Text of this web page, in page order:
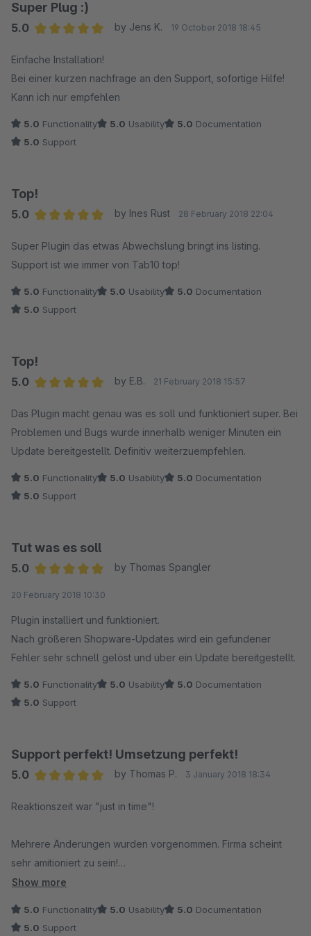
Super Plug :)
5.0
by Jens K. 19 October 2018 18:45
Einfache Installation!
Bei einer kurzen nachfrage an den Support, sofortige Hilfe!
Kann ich nur empfehlen
5.0 Functionality 5.0 Usability 5.0 Documentation
5.0 Support
Top!
5.0
by Ines Rust 28 February 2018 22:04
Super Plugin das etwas Abwechslung bringt ins listing.
Support ist wie immer von Tab10 top!
5.0 Functionality 5.0 Usability 5.0 Documentation
5.0 Support
Top!
5.0
by E.B. 21 February 2018 15:57
Das Plugin macht genau was es soll und funktioniert super. Bei
Problemen und Bugs wurde innerhalb weniger Minuten ein
Update bereitgestellt. Definitiv weiterzuempfehlen.
5.0 Functionality 5.0 Usability 5.0 Documentation
5.0 Support
Tut was es soll
5.0
by Thomas Spangler
20 February 2018 10:30
Plugin installiert und funktioniert.
Nach größeren Shopware-Updates wird ein gefundener
Fehler sehr schnell gelöst und über ein Update bereitgestellt.
5.0 Functionality 5.0 Usability 5.0 Documentation
5.0 Support
Support perfekt! Umsetzung perfekt!
5.0
by Thomas P. 3 January 2018 18:34
Reaktionszeit war "just in time"!
Mehrere Änderungen wurden vorgenommen. Firma scheint
sehr amitioniert zu sein!
Hat alles wunderbar funktioniert! Perfekt!
Show more
5.0 Functionality 5.0 Usability 5.0 Documentation
5.0 Support